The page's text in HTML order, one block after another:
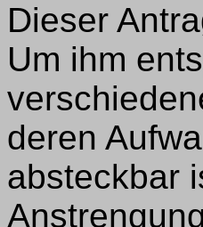
Dieser
Um ihm
deren
absteckbar